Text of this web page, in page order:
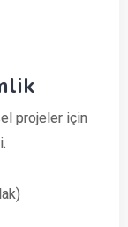
projeler için